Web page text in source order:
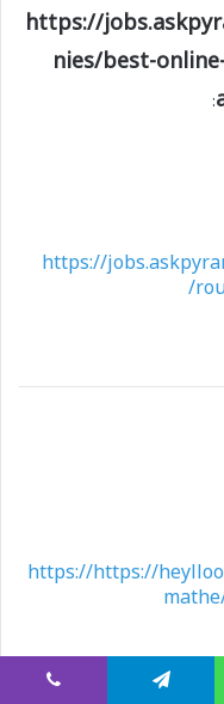
https://
nies/best-
:
https://
https://https://